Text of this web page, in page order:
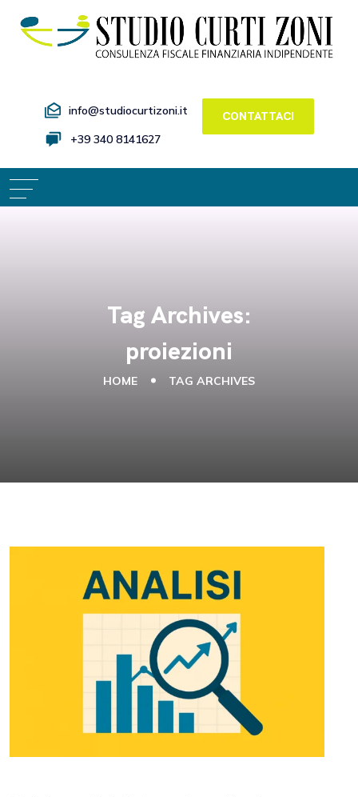
info@studiocurtizoni.it
+39 340 8141627
CONTATTACI
Tag Archives:
proiezioni
HOME TAG ARCHIVES